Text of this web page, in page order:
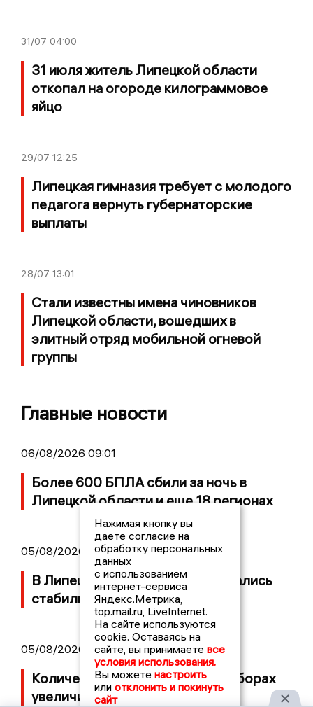
31/07 04:00
31 июля житель Липецкой области
откопал на огороде килограммовое
яйцо
29/07 12:25
Липецкая гимназия требует с молодого
педагога вернуть губернаторские
выплаты
28/07 13:01
Стали известны имена чиновников
Липецкой области, вошедших в
элитный отряд мобильной огневой
группы
Главные новости
06/08/2026 09:01
Более 600 БПЛА сбили за ночь в
Липецкой области и еще 18 регионах
05/08/2026 19:35
В Липецке цены на топливо остались
стабильными
05/08/2026 17:33
Количество липчан в ДЭГ на выборах
увеличилось до 3700 человек
Нажимая кнопку вы
даете согласие на
обработку персональных
данных
с использованием
интернет-сервиса
Яндекс.Метрика,
top.mail.ru, LiveInternet.
На сайте используются
cookie. Оставаясь на
сайте, вы принимаете все
условия использования.
Вы можете настроить
или отклонить и покинуть
сайт